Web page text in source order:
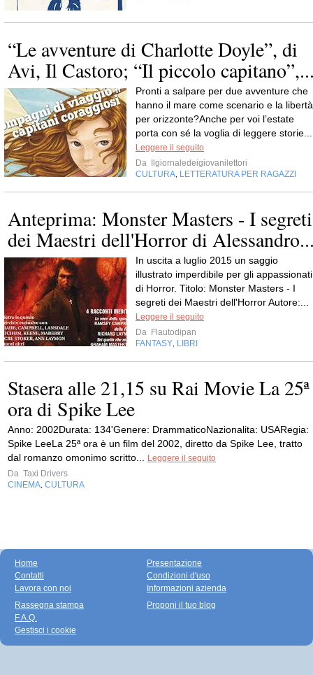
“Le avventure di Charlotte Doyle”, di
Avi, Il Castoro; “Il piccolo
Pronti a salpare per due avventure che
hanno il mare come scenario e la libertà
per orizzonte?Anche per voi l’estate
porta con sé la voglia di leggere storie...
Leggere il seguito
Da
Ilgiornaledeigiovanilettori
CULTURA LETTERATURA PER RAGAZZI
Anteprima: Monster Masters - I segreti
dei Maestri dell'Horror di
In uscita a luglio 2015 un saggio
illustrato imperdibile per gli appassionati
di Horror. Titolo: Monster Masters - I
segreti dei Maestri dell'Horror Autore:...
Leggere il seguito
Da Flautodipan
FANTASY LIBRI
Stasera alle 21,15 su Rai Movie La 25ª
ora di Spike Lee
Anno: 2002Durata: 134'Genere: DrammaticoNazionalita: USARegia:
Spike LeeLa 25ª ora è un film del 2002, diretto da Spike Lee, tratto
dal romanzo omonimo scritto...
Leggere il seguito
Da Taxi Drivers
CINEMA CULTURA
Home
Contatti
Lavora con noi
Presentazione
Condizioni d'uso
Informazioni azienda
Rassegna stampa
F.A.Q.
Gestisci i cookie
Proponi il tuo blog